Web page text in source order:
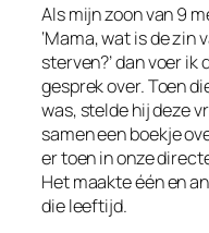
Als mijn zoon van 9
‘Mama, wat is de zin
sterven?’ dan voer
gesprek over. Toen
was, stelde hij deze
samen een boekje
er toen in onze
Het maakte één en
die leeftijd.